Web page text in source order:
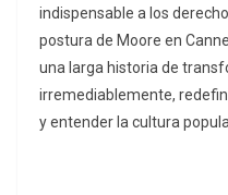
indispensable a los
postura de Moore en
una larga historia de
irremediablemente,
y entender la cultura